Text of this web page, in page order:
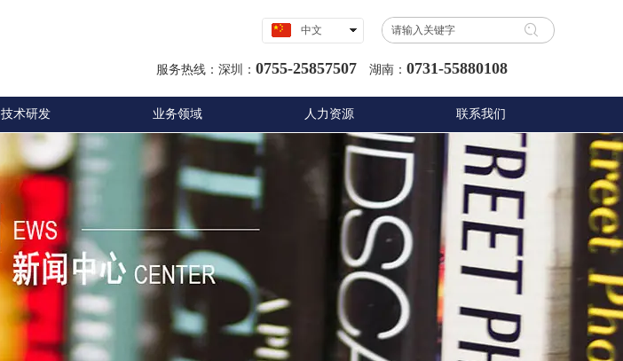
服务热线：深圳： 0755-25857507 湖南： 0731-55880108
中文
技术研发 业务领域 人力资源 联系我们